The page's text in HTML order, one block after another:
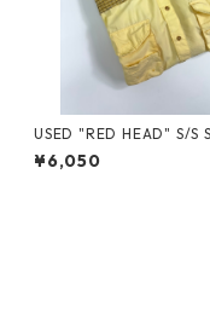
USED "RED HEAD" S/S
¥6,050